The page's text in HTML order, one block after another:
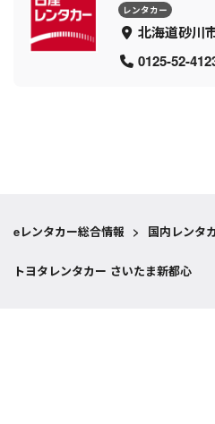
レンタカー
北海道砂川
0125-52-
eレンタカー総合情報 > 国内レンタ
トヨタレンタカー さいたま新都心